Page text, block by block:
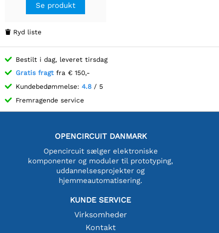
Se produkt
 Ryd liste
Bestilt i dag, leveret tirsdag
Gratis fragt fra € 150,-
Kundebedømmelse: 4.8 / 5
Fremragende service
OPENCIRCUIT DANMARK
Opencircuit sælger elektroniske
komponenter og moduler til prototyping,
uddannelsesprojekter og
hjemmeautomatisering.
KUNDE SERVICE
Virksomheder
Kontakt